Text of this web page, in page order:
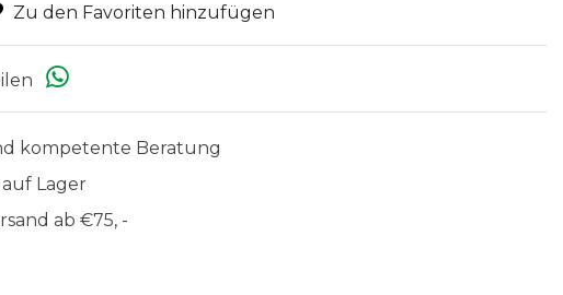
Zu den Favoriten hinzufügen
kompetente Beratung
Lager
ab €75, -